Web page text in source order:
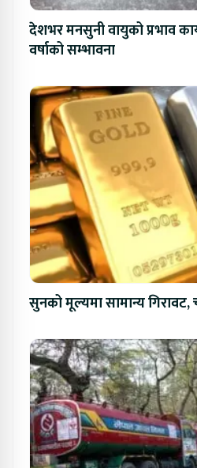
देशभर मनसुनी वायुको प्रभाव
वर्षाको सम्भावना
सुनको मूल्यमा सामान्य गिरावट,